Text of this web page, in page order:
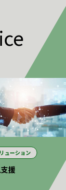
ューション
援